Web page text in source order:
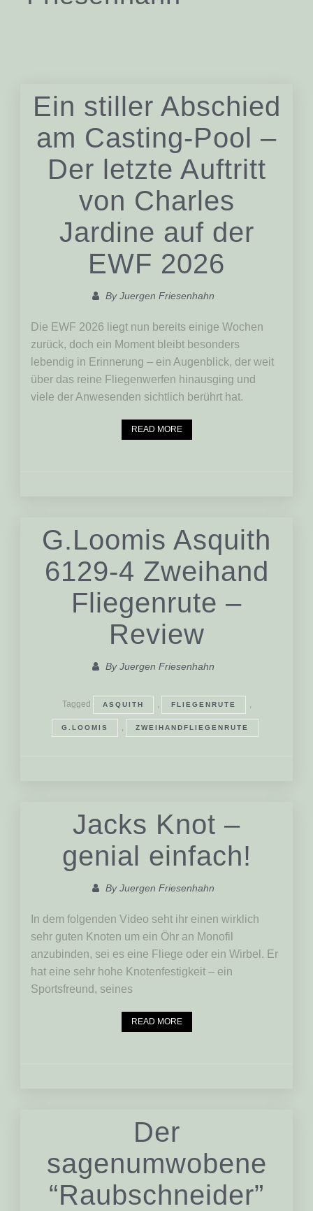
Ein stiller Abschied
am Casting-Pool –
Der letzte Auftritt
von Charles
Jardine auf der
EWF 2026
ByJuergen Friesenhahn
Die EWF 2026 liegt nun bereits einige Wochen
zurück, doch ein Moment bleibt besonders
lebendig in Erinnerung – ein Augenblick, der weit
über das reine Fliegenwerfen hinausging und
viele der Anwesenden sichtlich berührt hat.
READ MORE
G.Loomis Asquith
6129-4 Zweihand
Fliegenrute –
Review
ByJuergen Friesenhahn
Tagged ASQUITH , FLIEGENRUTE ,
G.LOOMIS , ZWEIHANDFLIEGENRUTE
Jacks Knot –
genial einfach!
ByJuergen Friesenhahn
In dem folgenden Video seht ihr einen wirklich
sehr guten Knoten um ein Öhr an Monofil
anzubinden, sei es eine Fliege oder ein Wirbel. Er
hat eine sehr hohe Knotenfestigkeit – ein
Sportsfreund, seines
READ MORE
Der
sagenumwobene
“Raubschneider”